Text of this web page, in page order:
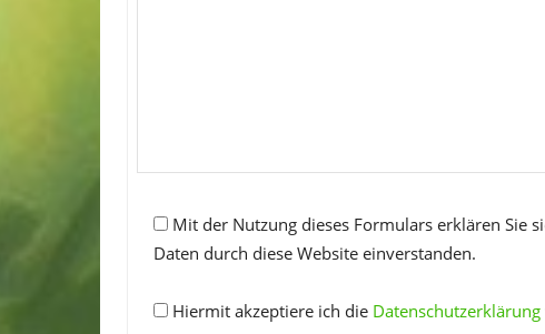
Mit der Nutzung dieses Formulars erklären Sie
Daten durch diese Website einverstanden.
Hiermit akzeptiere ich die Datenschutzerklärung